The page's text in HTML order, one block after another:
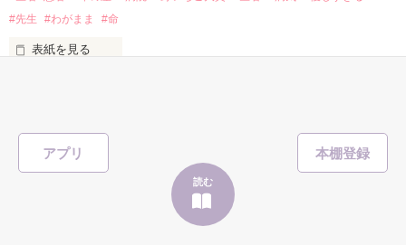
アプリ
読む
                   みんなのためにも
#先生
#わがまま #命
表紙を見る
「また抜け出すつもりですか？」